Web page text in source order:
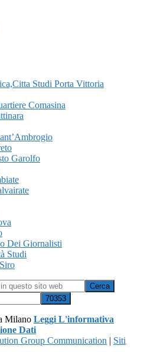
Studi​ Porta Vittoria
Comasina
Garolfo
Dei Giornalisti
Studi
Milano Leggi L'informativa
Dati
Group Communication | Siti